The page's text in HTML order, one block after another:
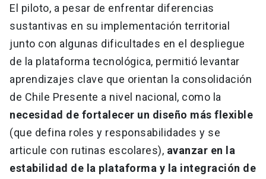
El piloto, a pesar de enfrentar diferencias
sustantivas en su implementación territorial
junto con algunas dificultades en el despliegue
de la plataforma tecnológica, permitió levantar
aprendizajes clave que orientan la consolidación
de Chile Presente a nivel nacional, como la
necesidad de fortalecer un diseño más flexible
(que defina roles y responsabilidades y se
articule con rutinas escolares), avanzar en la
estabilidad de la plataforma y la integración de